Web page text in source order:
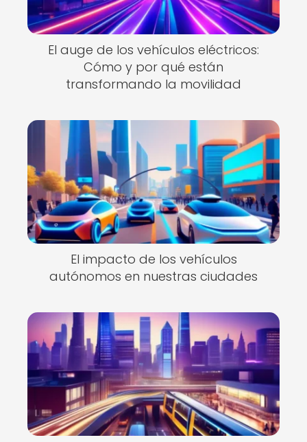
El auge de los vehículos eléctricos:
Cómo y por qué están
transformando la movilidad
El impacto de los vehículos
autónomos en nuestras ciudades